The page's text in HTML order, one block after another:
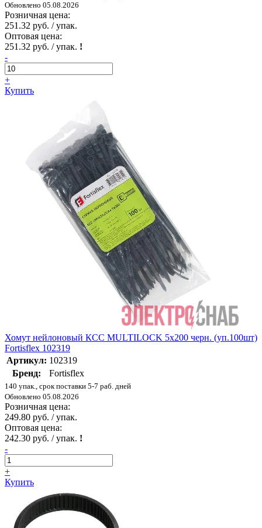
Обновлено 05.08.2026
Розничная цена:
251.32 руб. / упак.
Оптовая цена:
251.32 руб. / упак. !
-
+
Купить
Хомут нейлоновый КСС MULTILOCK 5х200 черн. (уп.100шт)
Fortisflex 102319
Артикул: 102319
Бренд:
Fortisflex
140 упак., срок поставки 5-7 раб. дней
Обновлено 05.08.2026
Розничная цена:
249.80 руб. / упак.
Оптовая цена:
242.30 руб. / упак. !
-
+
Купить